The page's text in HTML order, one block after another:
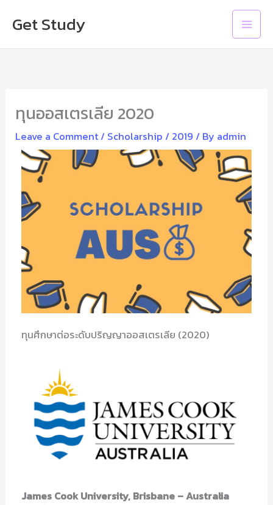
content
Get Study
Main
ทุนออสเตรเลีย 2020
Leave a Comment / Scholarship / 2019 / By admin
ทุนศึกษาต่อระดับปริญญาออสเตรเลีย (2020)​
James Cook University, Brisbane – Australia